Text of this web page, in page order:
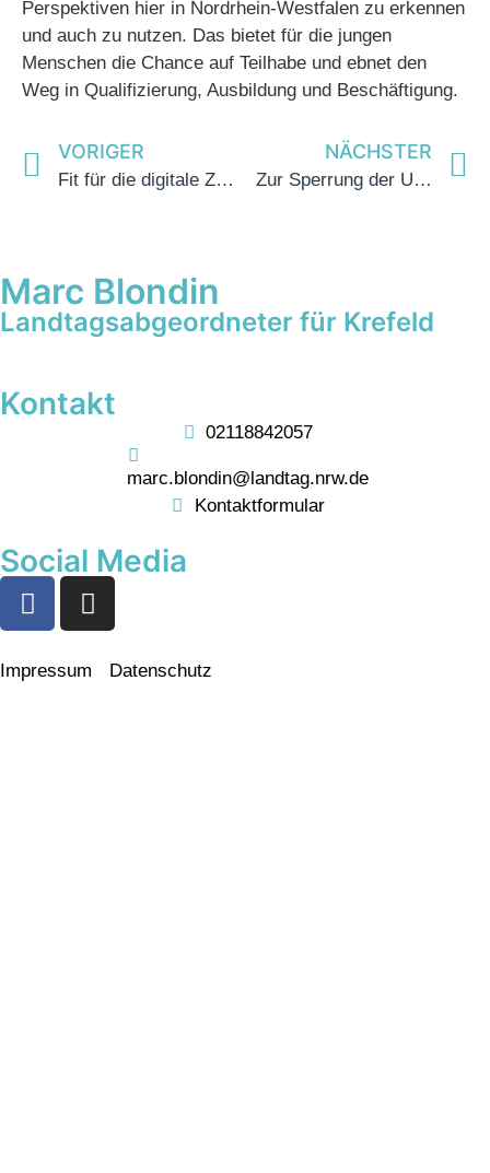
Perspektiven hier in Nordrhein-Westfalen zu erkennen
und auch zu nutzen. Das bietet für die jungen
Menschen die Chance auf Teilhabe und ebnet den
Weg in Qualifizierung, Ausbildung und Beschäftigung.
VORIGER
Fit für die digitale Zukunft – DigitalPakt Schule geht an den Start
NÄCHSTER
Zur Sperrung der Uerdinger Rheinbrücke für LKWs über 7,5t
Marc Blondin
Landtagsabgeordneter für Krefeld
Kontakt
02118842057
marc.blondin@landtag.nrw.de
Kontaktformular
Social Media
Impressum Datenschutz